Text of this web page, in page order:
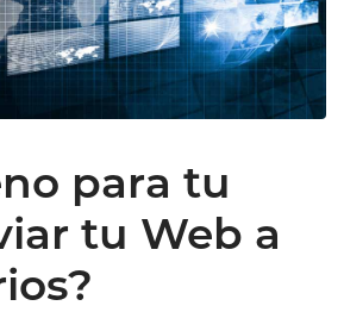
para tu
tu Web a